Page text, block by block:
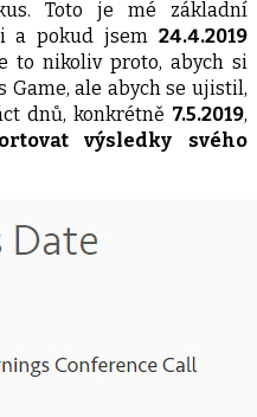
Toto je mé základní
a pokud jsem 24.4.2019
to nikoliv proto, abych si
Game, ale abych se ujistil,
dnů, konkrétně 7.5.2019,
výsledky svého